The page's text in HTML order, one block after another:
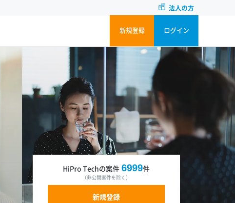
法人の方
新規登録 ログイン
HiPro Techの案件 6999件
（非公開案件を除く）
新規登録